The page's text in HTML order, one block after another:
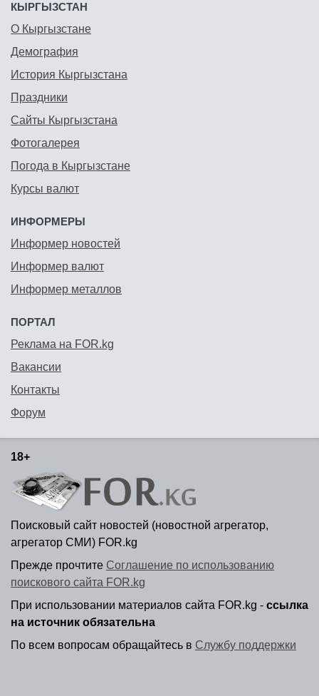
КЫРГЫЗСТАН
О Кыргызстане
Демография
История Кыргызстана
Праздники
Сайты Кыргызстана
Фотогалерея
Погода в Кыргызстане
Курсы валют
ИНФОРМЕРЫ
Информер новостей
Информер валют
Информер металлов
ПОРТАЛ
Реклама на FOR.kg
Вакансии
Контакты
Форум
18+
Поисковый сайт новостей (новостной агрегатор,
агрегатор СМИ) FOR.kg
Прежде прочтите Соглашение по использованию
поискового сайта FOR.kg
При использовании материалов сайта FOR.kg - ссылка
на источник обязательна
По всем вопросам обращайтесь в Службу поддержки